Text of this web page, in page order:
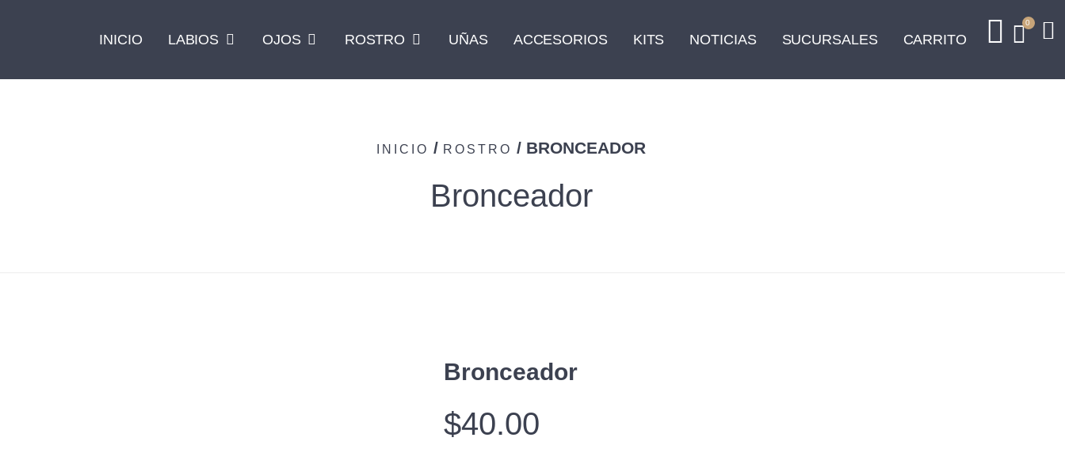
INICIO LABIOS OJOS ROSTRO UÑAS ACCESORIOS KITS NOTICIAS SUCURSALES CARRITO
0
INICIO / ROSTRO / BRONCEADOR
Bronceador
Bronceador
$40.00